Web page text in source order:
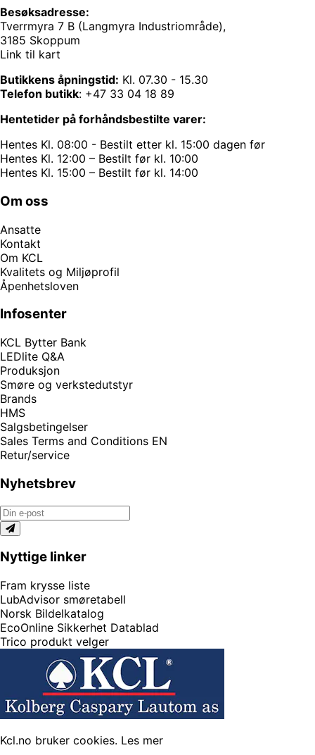
Besøksadresse:
Tverrmyra 7 B (Langmyra Industriområde),
3185 Skoppum
Link til kart
Butikkens åpningstid: Kl. 07.30 - 15.30
Telefon butikk: +47 33 04 18 89
Hentetider på forhåndsbestilte varer:
Hentes Kl. 08:00 - Bestilt etter kl. 15:00 dagen før
Hentes Kl. 12:00 – Bestilt før kl. 10:00
Hentes Kl. 15:00 – Bestilt før kl. 14:00
Om oss
Ansatte
Kontakt
Om KCL
Kvalitets og Miljøprofil
Åpenhetsloven
Infosenter
KCL Bytter Bank
LEDlite Q&A
Produksjon
Smøre og verkstedutstyr
Brands
HMS
Salgsbetingelser
Sales Terms and Conditions EN
Retur/service
Nyhetsbrev
Nyttige linker
Fram krysse liste
LubAdvisor smøretabell
Norsk Bildelkatalog
EcoOnline Sikkerhet Datablad
Trico produkt velger
Kcl.no bruker cookies. Les mer